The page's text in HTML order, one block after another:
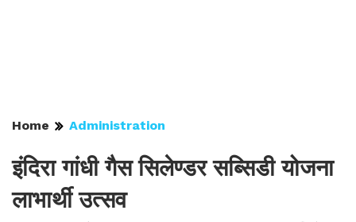
Home Administration
इंदिरा गांधी गैस सिलेण्डर सब्सिडी योजना
लाभार्थी उत्सव